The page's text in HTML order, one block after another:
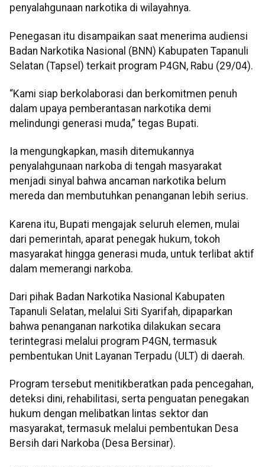
penyalahgunaan narkotika di wilayahnya.
Penegasan itu disampaikan saat menerima audiensi
Badan Narkotika Nasional (BNN) Kabupaten Tapanuli
Selatan (Tapsel) terkait program P4GN, Rabu (29/04).
“Kami siap berkolaborasi dan berkomitmen penuh
dalam upaya pemberantasan narkotika demi
melindungi generasi muda,” tegas Bupati.
Ia mengungkapkan, masih ditemukannya
penyalahgunaan narkoba di tengah masyarakat
menjadi sinyal bahwa ancaman narkotika belum
mereda dan membutuhkan penanganan lebih serius.
Karena itu, Bupati mengajak seluruh elemen, mulai
dari pemerintah, aparat penegak hukum, tokoh
masyarakat hingga generasi muda, untuk terlibat aktif
dalam memerangi narkoba.
Dari pihak Badan Narkotika Nasional Kabupaten
Tapanuli Selatan, melalui Siti Syarifah, dipaparkan
bahwa penanganan narkotika dilakukan secara
terintegrasi melalui program P4GN, termasuk
pembentukan Unit Layanan Terpadu (ULT) di daerah.
Program tersebut menitikberatkan pada pencegahan,
deteksi dini, rehabilitasi, serta penguatan penegakan
hukum dengan melibatkan lintas sektor dan
masyarakat, termasuk melalui pembentukan Desa
Bersih dari Narkoba (Desa Bersinar).